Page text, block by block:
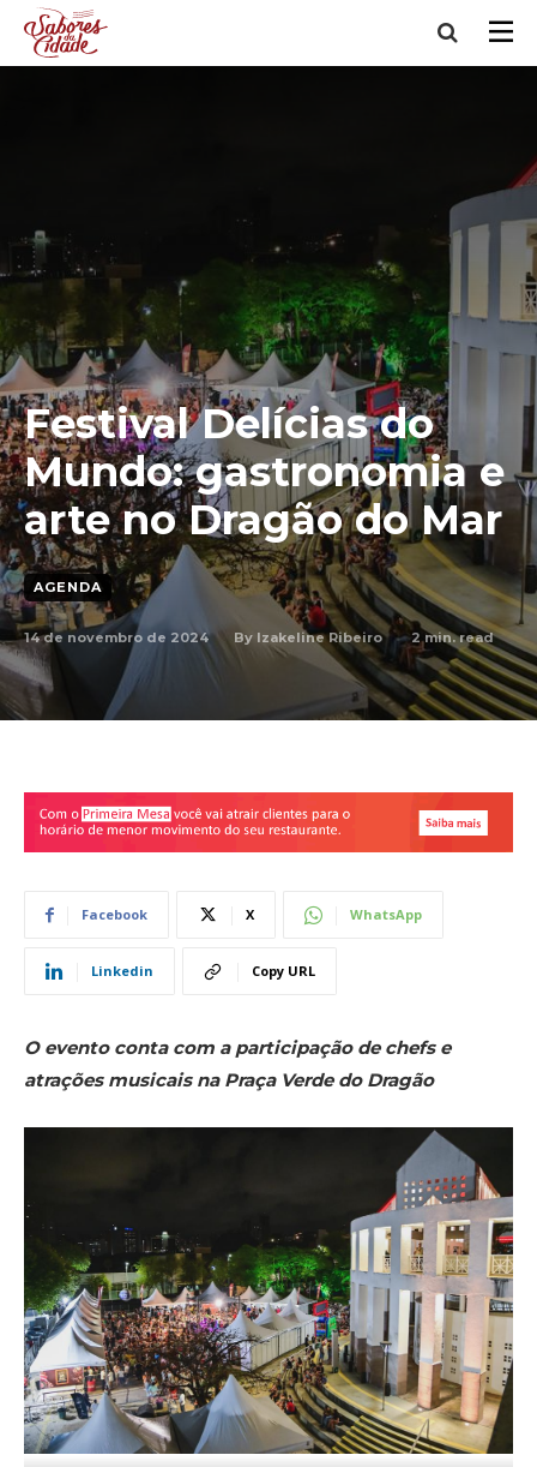
Festival Delícias do
Mundo: gastronomia e
arte no Dragão do Mar
AGENDA
14 de novembro de 2024 By Izakeline Ribeiro 2 min. read
Facebook X WhatsApp
Linkedin Copy URL
O evento conta com a participação de chefs e
atrações musicais na Praça Verde do Dragão